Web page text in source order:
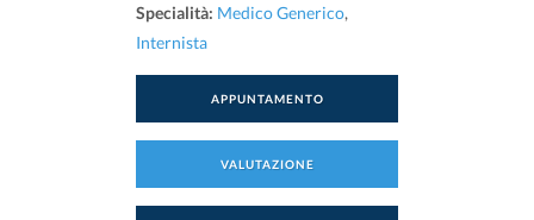
Specialità: Medico Generico,
Internista
APPUNTAMENTO
VALUTAZIONE